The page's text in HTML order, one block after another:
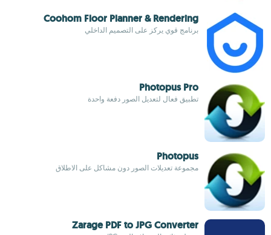
Coohom Floor Planner & Rendering
برنامج قوي يركز على التصميم الداخلي
Photopus Pro
تطبيق فعال لتعديل الصور دفعة واحدة
Photopus
مجموعة تعديلات الصور دون مشاكل على الاطلاق
Zarage PDF to JPG Converter